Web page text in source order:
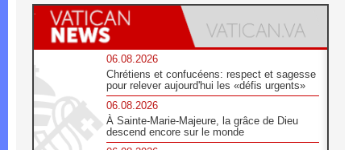
06.08.2026
Chrétiens et confucéens: respect et sagesse
pour relever aujourd'hui les «défis urgents»
06.08.2026
À Sainte-Marie-Majeure, la grâce de Dieu
descend encore sur le monde